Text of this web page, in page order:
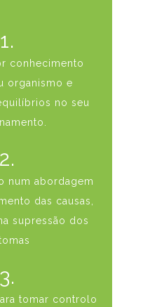
1.
conhecimento
organismo e
no seu
2.
num abordagem
das causas,
supressão dos
3.
tomar controlo